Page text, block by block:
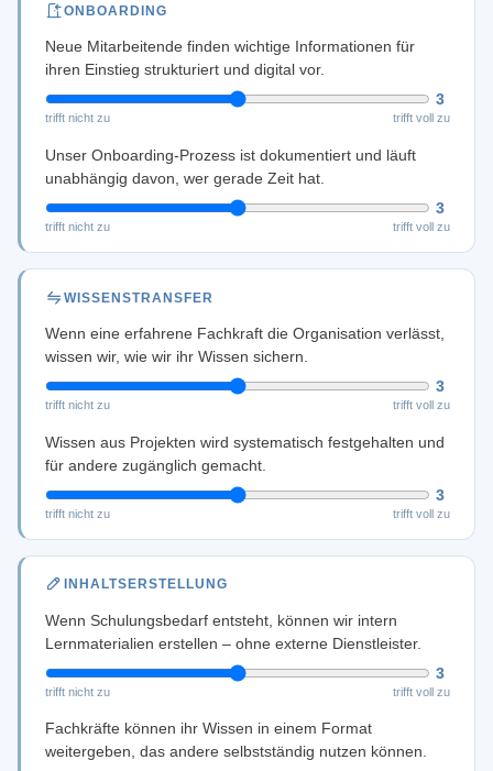
ONBOARDING
Neue Mitarbeitende finden wichtige Informationen für
ihren Einstieg strukturiert und digital vor.
3
trifft nicht zu trifft voll zu
Unser Onboarding-Prozess ist dokumentiert und läuft
unabhängig davon, wer gerade Zeit hat.
3
trifft nicht zu trifft voll zu
WISSENSTRANSFER
Wenn eine erfahrene Fachkraft die Organisation verlässt,
wissen wir, wie wir ihr Wissen sichern.
3
trifft nicht zu trifft voll zu
Wissen aus Projekten wird systematisch festgehalten und
für andere zugänglich gemacht.
3
trifft nicht zu trifft voll zu
INHALTSERSTELLUNG
Wenn Schulungsbedarf entsteht, können wir intern
Lernmaterialien erstellen – ohne externe Dienstleister.
3
trifft nicht zu trifft voll zu
Fachkräfte können ihr Wissen in einem Format
weitergeben, das andere selbstständig nutzen können.